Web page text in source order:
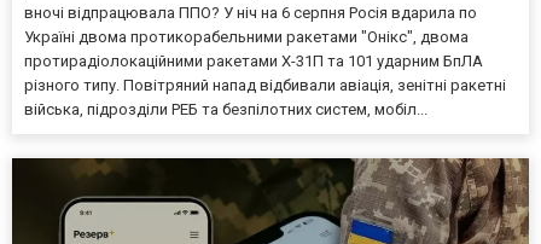
вночі відпрацювала ППО? У ніч на 6 серпня Росія вдарила по
Україні двома протикорабельними ракетами "Онікс", двома
протирадіолокаційними ракетами Х-31П та 101 ударним БпЛА
різного типу. Повітряний напад відбивали авіація, зенітні ракетні
війська, підрозділи РЕБ та безпілотних систем, мобіл...